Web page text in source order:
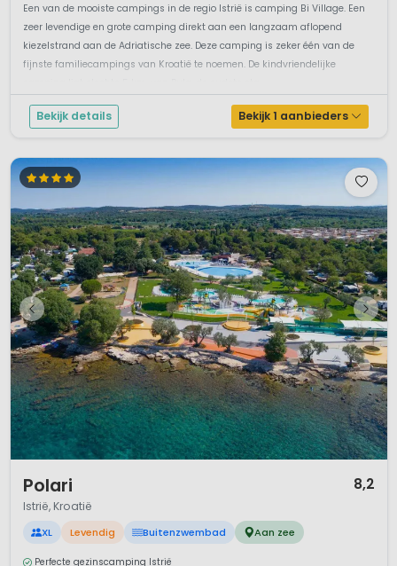
Een van de mooiste campings in de regio Istrië is camping Bi Village. Een
zeer levendige en grote camping direkt aan een langzaam aflopend
kiezelstrand aan de Adriatische zee. Deze camping is zeker één van de
fijnste familiecampings van Kroatië te noemen. De kindvriendelijke
Bekijk details Bekijk 1 aanbieders
Polari 8,2
Istrië, Kroatië
XL Levendig Buitenzwembad Aan zee
Perfecte gezinscamping Istrië